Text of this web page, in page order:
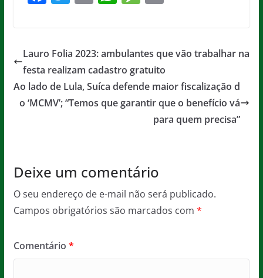
e
b
o
o
er l s
A
p
p
a
g
e
Lauro Folia 2023: ambulantes que vão trabalhar na
festa realizam cadastro gratuito
Ao lado de Lula, Suíca defende maior fiscalização d
o ‘MCMV’; “Temos que garantir que o benefício vá
para quem precisa”
Deixe um comentário
O seu endereço de e-mail não será publicado.
Campos obrigatórios são marcados com *
Comentário *